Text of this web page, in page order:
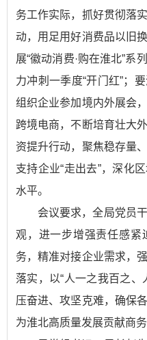
务工作实际，抓好贯彻落
动，用足用好消费品以旧
展“徽动消费·购在淮北”系
力冲刺一季度“开门红”；
组织企业参加境内外展会
跨境电商，不断培育壮大
资提升行动，聚焦稳存量
支持企业“走出去”，深化
水平。
会议要求，全局党员
观，进一步增强责任感紧
务，精准对接企业需求，
落实，以“人一之我百之、
压奋进、攻坚克难，确保
为淮北高质量发展贡献商务